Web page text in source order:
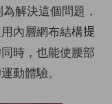
解決這個問題，
內層網布結構提
時，也能使腰部
動體驗。